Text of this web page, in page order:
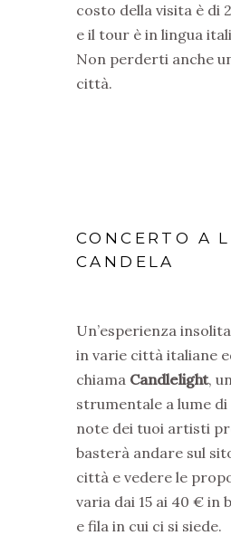
costo della visita è di
e il tour è in lingua
Non perderti anche
città.
CONCERTO A
CANDELA
Un’esperienza
in varie città italiane
chiama Candlelight,
strumentale a lume di
note dei tuoi artisti
basterà andare sul
città e vedere le
varia dai 15 ai 40 € in
e fila in cui ci si siede.